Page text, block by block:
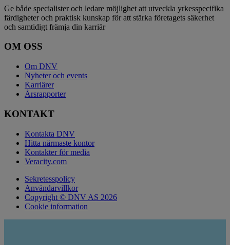
Ge både specialister och ledare möjlighet att utveckla yrkesspecifika
färdigheter och praktisk kunskap för att stärka företagets säkerhet
och samtidigt främja din karriär
OM OSS
Om DNV
Nyheter och events
Karriärer
Årsrapporter
KONTAKT
Kontakta DNV
Hitta närmaste kontor
Kontakter för media
Veracity.com
Sekretesspolicy
Användarvillkor
Copyright © DNV AS 2026
Cookie information